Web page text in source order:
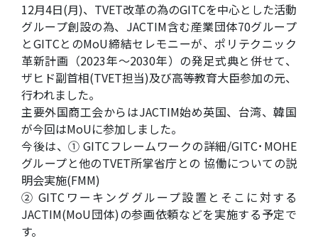
12月4日(月)、TVET改革の為のGITCを中心とした活動
グループ創設の為、JACTIM含む産業団体70グループ
とGITCとのMoU締結セレモニーが、ポリテクニック
革新計画（2023年～2030年）の発足式典と併せて、
ザヒド副首相(TVET担当)及び高等教育大臣参加の元、
行われました。
主要外国商工会からはJACTIM始め英国、台湾、韓国
が今回はMoUに参加しました。
今後は、① GITCフレームワークの詳細/GITC･MOHE
グループと他のTVET所掌省庁との 協働についての説
明会実施(FMM)
② GITCワーキンググループ設置とそこに対する
JACTIM(MoU団体)の参画依頼などを実施する予定で
す。